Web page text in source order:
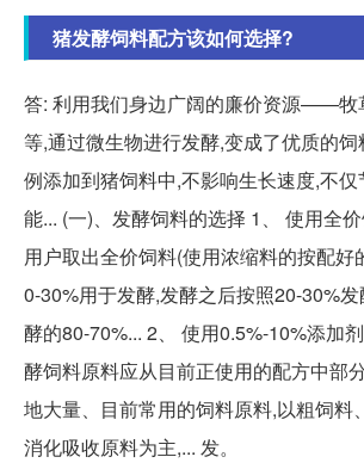
猪发酵饲料配方该如何选择?
答: 利用我们身边广阔的廉价资源——牧
等,通过微生物进行发酵,变成了优质的
例添加到猪饲料中,不影响生长速度,不
能... (一)、发酵饲料的选择 1、 使用全
用户取出全价饲料(使用浓缩料的按配好
0-30%用于发酵,发酵之后按照20-30%
酵的80-70%... 2、 使用0.5%-10%添加
酵饲料原料应从目前正使用的配方中部
地大量、目前常用的饲料原料,以粗饲料
消化吸收原料为主,... 发。